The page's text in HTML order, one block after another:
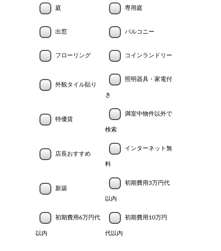
庭 専用庭
出窓 バルコニー
フローリング コインランドリー
外観タイル貼り
照明器具・家電付
き
特優賃
満室中物件以外で
検索
店長おすすめ
インターネット無
料
新築
初期費用3万円代
以内
初期費用6万円代
以内
初期費用10万円
代以内